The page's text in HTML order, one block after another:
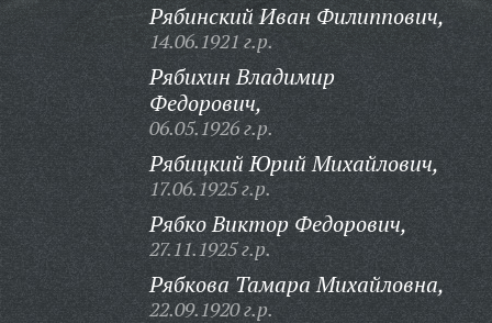
Рябинский Иван Филиппович,
14.06.1921 г.р.
Рябихин Владимир
Федорович,
06.05.1926 г.р.
Рябицкий Юрий Михайлович,
17.06.1925 г.р.
Рябко Виктор Федорович,
27.11.1925 г.р.
Рябкова Тамара Михайловна,
22.09.1920 г.р.